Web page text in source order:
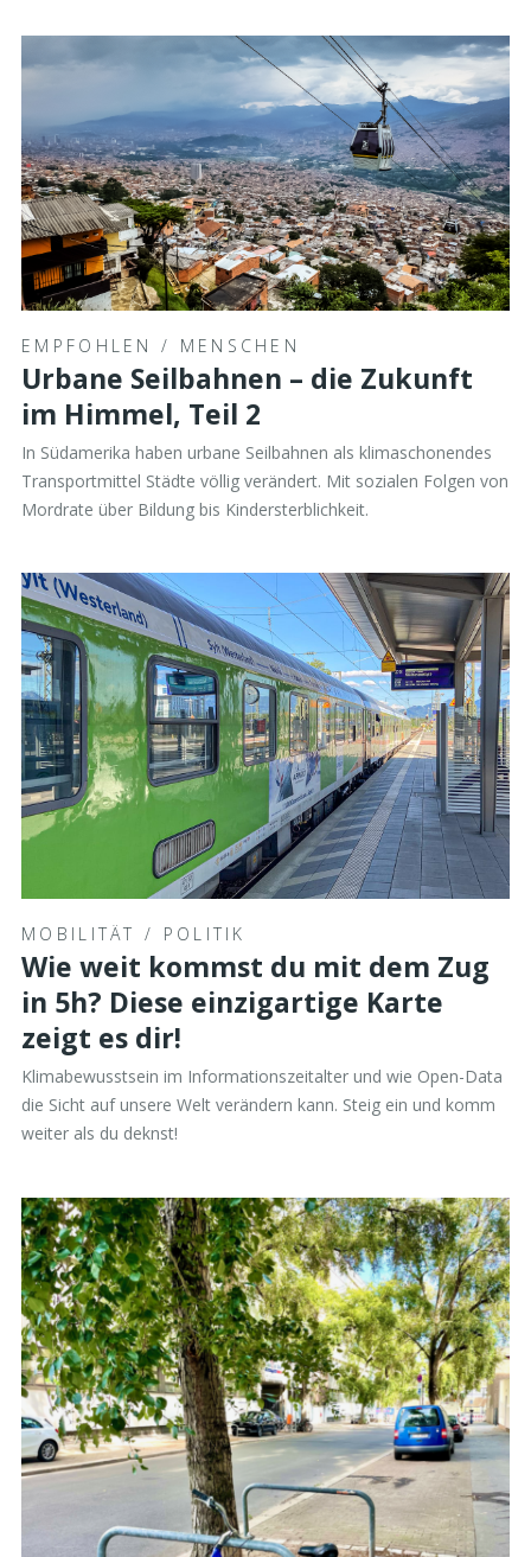
EMPFOHLEN / MENSCHEN
Urbane Seilbahnen – die Zukunft
im Himmel, Teil 2
In Südamerika haben urbane Seilbahnen als klimaschonendes
Transportmittel Städte völlig verändert. Mit sozialen Folgen von
Mordrate über Bildung bis Kindersterblichkeit.
MOBILITÄT / POLITIK
Wie weit kommst du mit dem Zug
in 5h? Diese einzigartige Karte
zeigt es dir!
Klimabewusstsein im Informationszeitalter und wie Open-Data
die Sicht auf unsere Welt verändern kann. Steig ein und komm
weiter als du deknst!